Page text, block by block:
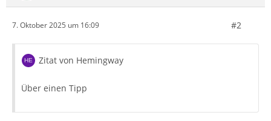
7. Oktober 2025 um 16:09 #2
Zitat von Hemingway
Über einen Tipp